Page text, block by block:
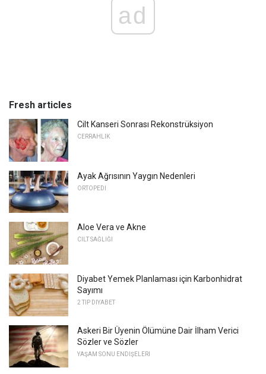
ad
Fresh articles
Cilt Kanseri Sonrası Rekonstrüksiyon
CERRAHLIK
Ayak Ağrısının Yaygın Nedenleri
ORTOPEDI
Aloe Vera ve Akne
CILT SAĞLIĞI
Diyabet Yemek Planlaması için Karbonhidrat
Sayımı
2 TIP DIYABET
Askeri Bir Üyenin Ölümüne Dair İlham Verici
Sözler ve Sözler
YAŞAM SONU ENDIŞELERI